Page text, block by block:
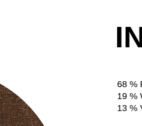
68 %
19 %
13 %